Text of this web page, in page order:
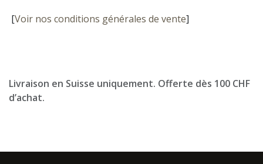
[Voir nos conditions générales de vente]
Livraison en Suisse uniquement. Offerte dès 100 CHF
d’achat.